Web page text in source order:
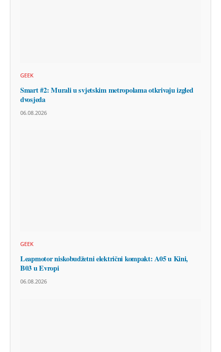
GEEK
Smart #2: Murali u svjetskim metropolama otkrivaju izgled
dvosjeda
06.08.2026
GEEK
Leapmotor niskobudžetni električni kompakt: A05 u Kini,
B03 u Evropi
06.08.2026